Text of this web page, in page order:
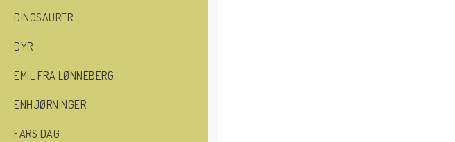
DINOSAURER
DYR
EMIL FRA LØNNEBERG
ENHJØRNINGER
FARS DAG